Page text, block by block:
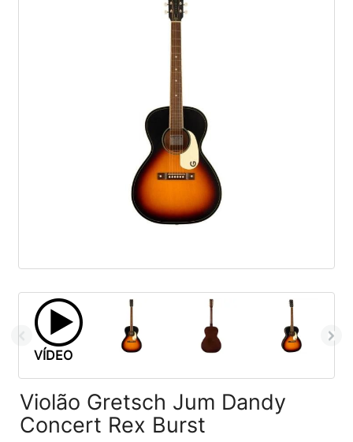
VÍDEO
Violão Gretsch Jum Dandy
Concert Rex Burst